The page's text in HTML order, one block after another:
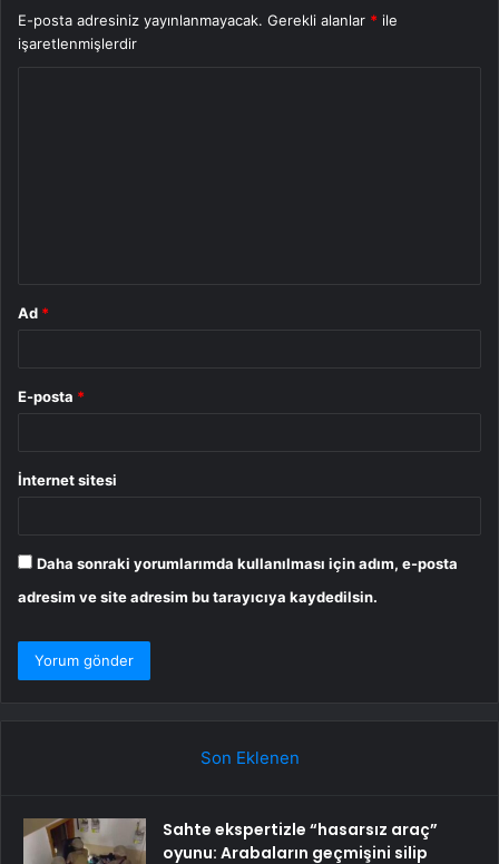
E-posta adresiniz yayınlanmayacak. Gerekli alanlar * ile
işaretlenmişlerdir
Ad *
E-posta *
İnternet sitesi
Daha sonraki yorumlarımda kullanılması için adım, e-posta
adresim ve site adresim bu tarayıcıya kaydedilsin.
Son Eklenen
Sahte ekspertizle “hasarsız araç”
oyunu: Arabaların geçmişini silip